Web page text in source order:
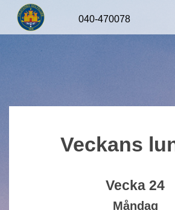
Veckans
Vecka 24
Måndag